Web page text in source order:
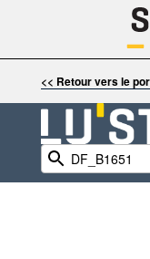
<< Retour vers le